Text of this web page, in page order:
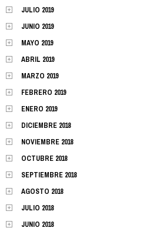
JULIO 2019
JUNIO 2019
MAYO 2019
ABRIL 2019
MARZO 2019
FEBRERO 2019
ENERO 2019
DICIEMBRE 2018
NOVIEMBRE 2018
OCTUBRE 2018
SEPTIEMBRE 2018
AGOSTO 2018
JULIO 2018
JUNIO 2018